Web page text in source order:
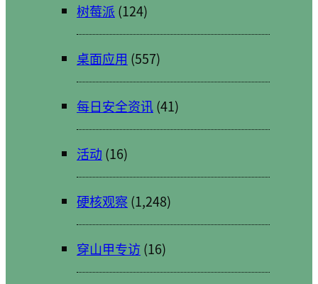
树莓派 (124)
桌面应用 (557)
每日安全资讯(41)
活动 (16)
硬核观察 (1,248)
穿山甲专访(16)